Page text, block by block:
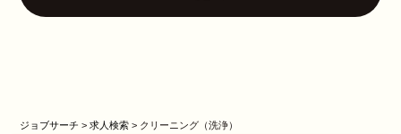
ジョブサーチ >求人検索 > クリーニング（洗浄）